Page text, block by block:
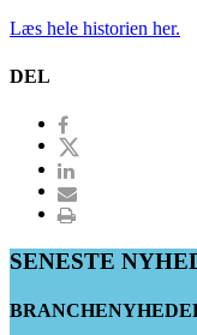
Læs hele historien her.
DEL
SENESTE